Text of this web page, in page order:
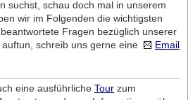
suchst, schau doch mal in unserem
wir im Folgenden die wichtigsten
Fragen bezüglich unserer
schreib uns gerne eine
Email
eine ausführliche Tour zum